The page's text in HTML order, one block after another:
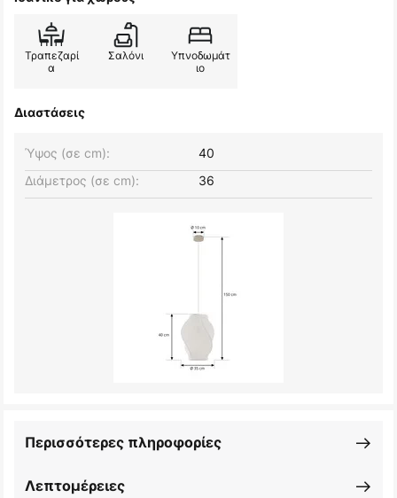
Τραπεζαρί
α
Σαλόνι
Υπνοδωμάτ
ιο
Διαστάσεις
Ύψος (σε cm):
40
Διάμετρος (σε cm):
36
Λεπτομέρειες
Περισσότερες πληροφορίες